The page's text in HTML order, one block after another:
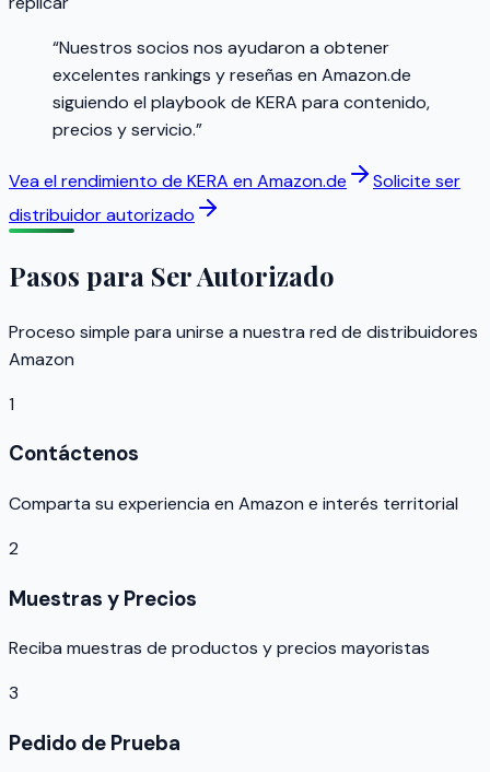
“Nuestros socios nos ayudaron a obtener
excelentes rankings y reseñas en Amazon.de
siguiendo el playbook de KERA para contenido,
precios y servicio.”
Vea el rendimiento de KERA en Amazon.de
Solicite ser
distribuidor autorizado
Pasos para Ser Autorizado
Proceso simple para unirse a nuestra red de distribuidores
Amazon
1
Contáctenos
Comparta su experiencia en Amazon e interés territorial
2
Muestras y Precios
Reciba muestras de productos y precios mayoristas
3
Pedido de Prueba